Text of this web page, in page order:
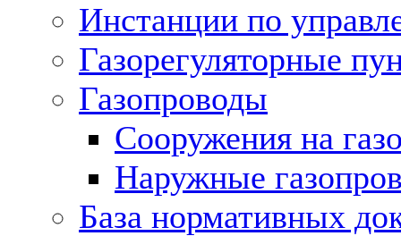
Инстанции по
Газорегуляторные
Газопроводы
Сооружения на
Наружные
База нормативных